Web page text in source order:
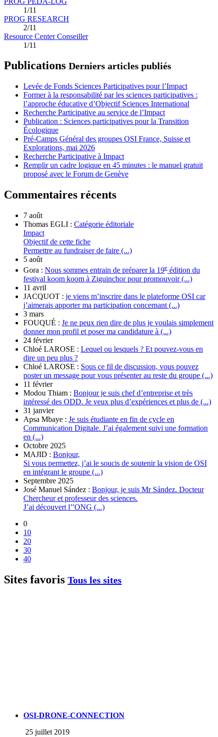
1/11
PROG RESEARCH
2/11
Resource Center Conseiller
1/11
Publications Derniers articles publiés
Levée de Fonds Sciences Participatives pour l’Impact
Former à la responsabilité par les sciences participatives :
l’approche éducative d’Objectif Sciences International
Recherche Participative au service de l’Impact
Publication : Sciences participatives pour la Transition
Écologique
Pré-Camps Général des groupes OSI France, Suisse et
Explorations, mai 2026
Recherche Participative à Impact
Remplir un cadre logique en 45 minutes : le manuel gratuit
proposé avec le Forum de Genève
Commentaires récents
7 août
Thomas EGLI : Catégorie éditoriale
Impact
Objectif de cette fiche
Permettre au fundraiser de faire (...)
5 août
Gora : Nous sommes entrain de préparer la 19e édition du
festival koom koom à Ziguinchor pour promouvoir (...)
11 avril
JACQUOT : je viens m’inscrire dans le plateforme OSI car
j’aimerais apporter ma participation concernant (...)
3 mars
FOUQUÉ : Je ne peux rien dire de plus je voulais simplement
donner mon profil et poser ma candidature à (...)
24 février
Chloé LAROSE : Lequel ou lesquels ? Et pouvez-vous en
dire un peu plus ?
Chloé LAROSE : Sous ce fil de discussion, vous pouvez
poster un message pour vous présenter au reste du groupe (...)
11 février
Modou Thiam : Bonjour je suis chef d’entreprise et très
intéressé des ODD. Je veux plus d’expériences et plus de (...)
31 janvier
Apsa Mbaye : Je suis étudiante en fin de cycle en
Communication Digitale. J’ai également suivi une formation
en (...)
Octobre 2025
MAJID : Bonjour,
Si vous permettez, j’ai le soucis de soutenir la vision de OSI
en intégrant le groupe (...)
Septembre 2025
José Manuel Sández : Bonjour, je suis Mr Sández. Docteur
Chercheur et professeur des sciences.
J’ai découvert l’’ONG (...)
0
10
20
30
40
Sites favoris Tous les sites
OSI-DRONE-CONNECTION
25 juillet 2019